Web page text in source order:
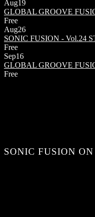
Aug19
GLOBAL GROOVE
Free
Aug26
SONIC FUSION - Vol.24
Free
Sep16
GLOBAL GROOVE
Free
SONIC FUSION